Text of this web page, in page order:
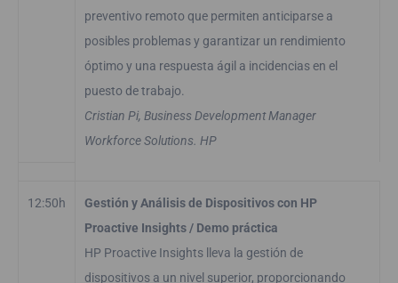
preventivo remoto que permiten anticiparse a
posibles problemas y garantizar un rendimiento
óptimo y una respuesta ágil a incidencias en el
puesto de trabajo.
Cristian Pi, Business Development Manager
Workforce Solutions. HP
12:50h
Gestión y Análisis de Dispositivos con HP
Proactive Insights / Demo práctica
HP Proactive Insights lleva la gestión de
dispositivos a un nivel superior, proporcionando